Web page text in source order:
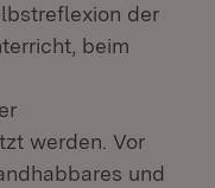
der
beim
werden. Vor
und